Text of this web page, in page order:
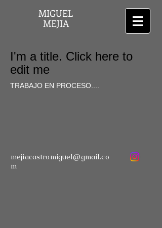
MIGUEL
MEJIA
I'm a title. Click here to
edit me
TRABAJO EN PROCESO....
mejiacastromiguel@gmail.co
m